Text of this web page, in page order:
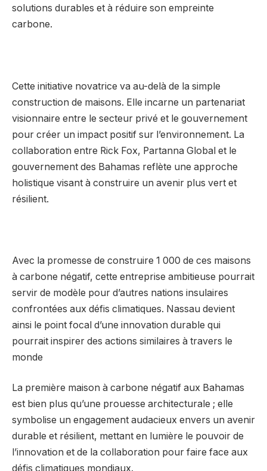
solutions durables et à réduire son empreinte
carbone.
Cette initiative novatrice va au-delà de la simple
construction de maisons. Elle incarne un partenariat
visionnaire entre le secteur privé et le gouvernement
pour créer un impact positif sur l’environnement. La
collaboration entre Rick Fox, Partanna Global et le
gouvernement des Bahamas reflète une approche
holistique visant à construire un avenir plus vert et
résilient.
Avec la promesse de construire 1 000 de ces maisons
à carbone négatif, cette entreprise ambitieuse pourrait
servir de modèle pour d’autres nations insulaires
confrontées aux défis climatiques. Nassau devient
ainsi le point focal d’une innovation durable qui
pourrait inspirer des actions similaires à travers le
monde
La première maison à carbone négatif aux Bahamas
est bien plus qu’une prouesse architecturale ; elle
symbolise un engagement audacieux envers un avenir
durable et résilient, mettant en lumière le pouvoir de
l’innovation et de la collaboration pour faire face aux
défis climatiques mondiaux.